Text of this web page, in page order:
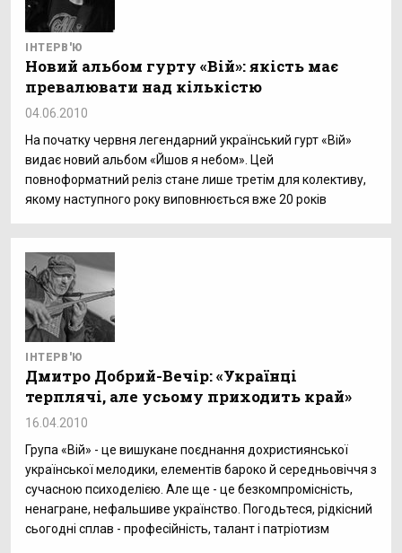
ІНТЕРВ'Ю
Новий альбом гурту «Вій»: якість має
превалювати над кількістю
04.06.2010
На початку червня легендарний український гурт «Вій»
видає новий альбом «Йшов я небом». Цей
повноформатний реліз стане лише третім для колективу,
якому наступного року виповнюється вже 20 років
ІНТЕРВ'Ю
Дмитро Добрий-Вечір: «Українці
терплячі, але усьому приходить край»
16.04.2010
Група «Вій» - це вишукане поєднання дохристиянської
української мелодики, елементів бароко й середньовіччя з
сучасною психоделією. Але ще - це безкомпромісність,
ненагране, нефальшиве українство. Погодьтеся, рідкісний
сьогодні сплав - професійність, талант і патріотизм